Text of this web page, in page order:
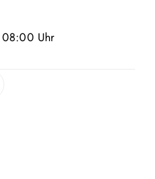
08:00 Uhr